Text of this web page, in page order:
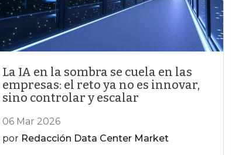
La IA en la sombra se cuela en las
empresas: el reto ya no es innovar,
sino controlar y escalar
06 Mar 2026
por Redacción Data Center Market